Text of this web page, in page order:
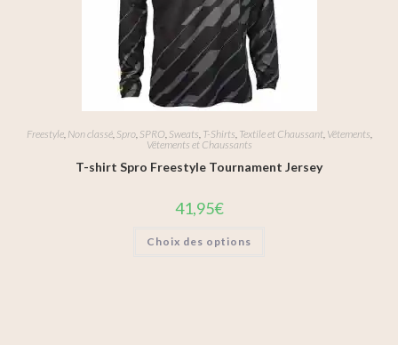
Freestyle, Non classé, Spro, SPRO, Sweats T-Shirts Textile et Chaussant, Vêtements
Vêtements et Chaussants
T-shirt Spro Freestyle Tournament Jersey
41,95€
Choix des options